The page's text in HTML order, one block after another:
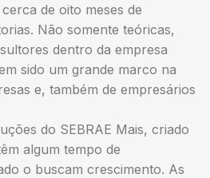
de oito meses de
Não somente teóricas,
dentro da empresa
sido um grande marco na
e, também de empresários
do SEBRAE Mais, criado
algum tempo de
o buscam crescimento. As